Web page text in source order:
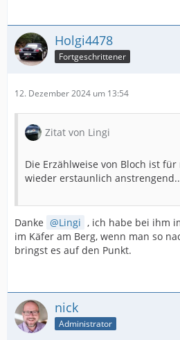
Holgi4478
Fortgeschrittener
12. Dezember 2024 um 13:54
Zitat von Lingi
Die Erzählweise von Bloch ist
wieder erstaunlich
Danke Lingi , ich habe bei ihm
im Käfer am Berg, wenn man so
bringst es auf den Punkt.
nick
Administrator